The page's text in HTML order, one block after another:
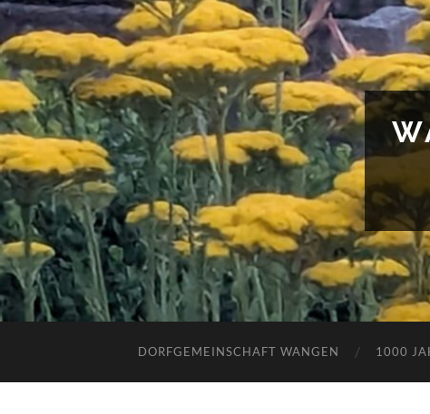
DORFGEMEINSCHAFT WANGEN 1000